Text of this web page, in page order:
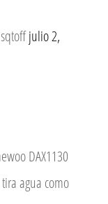
julio 2,
DAX1130
tira agua como